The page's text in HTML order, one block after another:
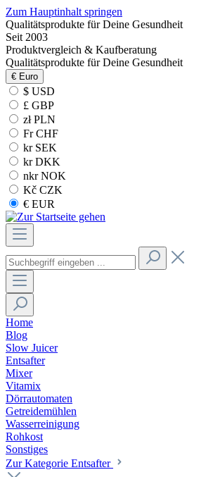
Zum Hauptinhalt springen
Qualitätsprodukte für Deine Gesundheit
Seit 2003
Produktvergleich & Kaufberatung
Qualitätsprodukte für Deine Gesundheit
€ Euro
$ USD
£ GBP
zł PLN
Fr CHF
kr SEK
kr DKK
nkr NOK
Kč CZK
€ EUR
Home
Blog
Slow Juicer
Entsafter
Mixer
Vitamix
Dörrautomaten
Getreidemühlen
Wasserreinigung
Rohkost
Sonstiges
Zur Kategorie Entsafter